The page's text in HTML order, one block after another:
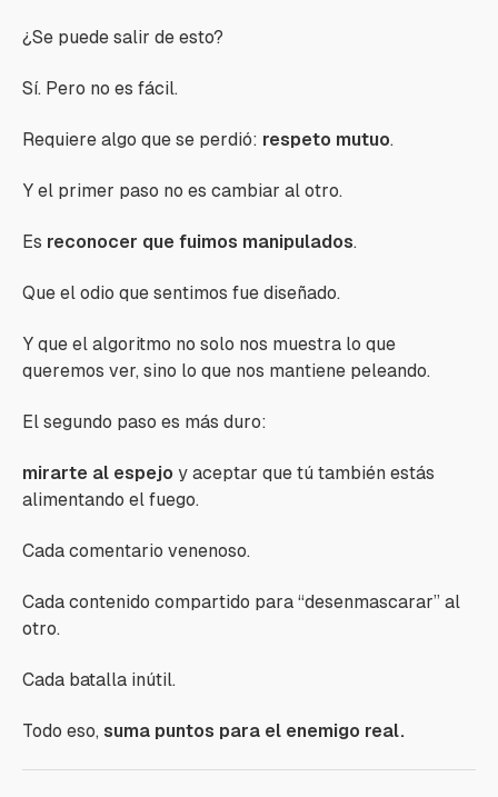
¿Se puede salir de esto?
Sí. Pero no es fácil.
Requiere algo que se perdió: respeto mutuo.
Y el primer paso no es cambiar al otro.
Es reconocer que fuimos manipulados.
Que el odio que sentimos fue diseñado.
Y que el algoritmo no solo nos muestra lo que
queremos ver, sino lo que nos mantiene peleando.
El segundo paso es más duro:
mirarte al espejo y aceptar que tú también estás
alimentando el fuego.
Cada comentario venenoso.
Cada contenido compartido para “desenmascarar” al
otro.
Cada batalla inútil.
Todo eso, suma puntos para el enemigo real.